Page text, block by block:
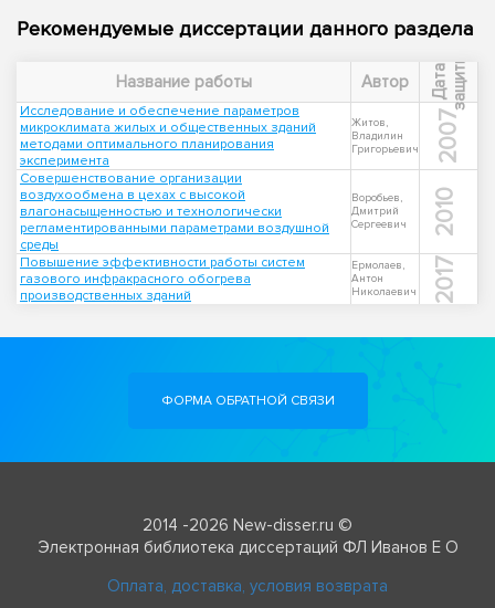
Рекомендуемые диссертации данного раздела
Название работы Автор Д
а
т
а
з
а
щ
и
т ы
Исследование и обеспечение параметров
микроклимата жилых и общественных зданий
методами оптимального планирования
эксперимента
Житов,
Владилин
Григорьевич
2007
Совершенствование организации
воздухообмена в цехах с высокой
влагонасыщенностью и технологически
регламентированными параметрами воздушной
среды
Воробьев,
Дмитрий
Сергеевич
2010
Повышение эффективности работы систем
газового инфракрасного обогрева
производственных зданий
Ермолаев,
Антон
Николаевич
2017
ФОРМА ОБРАТНОЙ СВЯЗИ
2014 -2026 New-disser.ru ©
Электронная библиотека диссертаций ФЛ Иванов Е О
Оплата, доставка, условия возврата